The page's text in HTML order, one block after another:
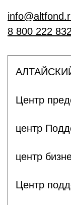
8 800 222
Центр
центр
центр
Центр